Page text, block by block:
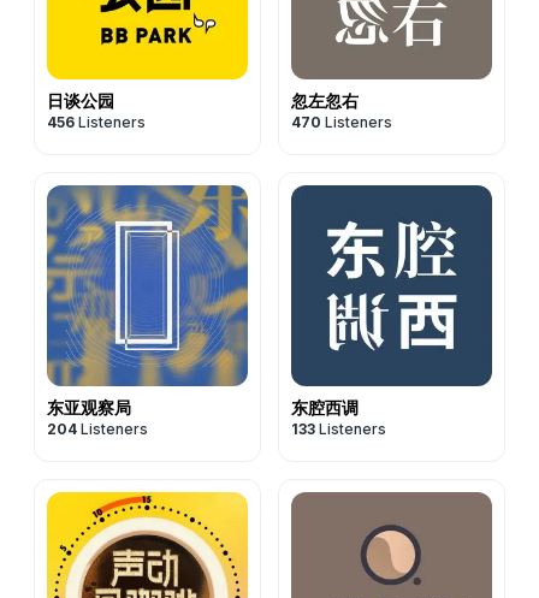
日谈公园
456 Listeners
忽左忽右
470 Listeners
东亚观察局
204 Listeners
东腔西调
133 Listeners